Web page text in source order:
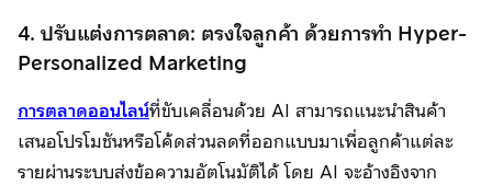
4. ปรับแต่งการตลาด: ตรงใจลูกค้า ด้วยการทำ Hyper-
Personalized Marketing
การตลาดออนไลน์ที่ขับเคลื่อนด้วย AI สามารถแนะนำสินค้า
เสนอโปรโมชันหรือโค้ดส่วนลดที่ออกแบบมาเพื่อลูกค้าแต่ละ
รายผ่านระบบส่งข้อความอัตโนมัติได้ โดย AI จะอ้างอิงจาก